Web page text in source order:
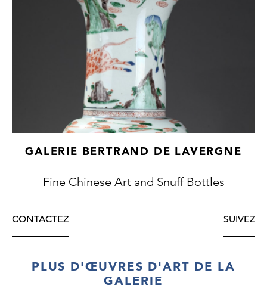
GALERIE BERTRAND DE LAVERGNE
Fine Chinese Art and Snuff Bottles
CONTACTEZ SUIVEZ
PLUS D'ŒUVRES D'ART DE LA
GALERIE